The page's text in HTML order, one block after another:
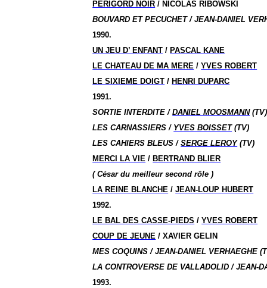
PERIGORD NOIR / NICOLAS RIBOWSKI
BOUVARD ET PECUCHET / JEAN-DANIEL
1990.
UN JEU D’ ENFANT / PASCAL KANE
LE CHATEAU DE MA MERE /YVES ROBERT
LE SIXIEME DOIGT / HENRI DUPARC
1991.
SORTIE INTERDITE /DANIEL MOOSMANN(TV)
LES CARNASSIERS / YVES BOISSET(TV)
LES CAHIERS BLEUS /SERGE LEROY(TV)
MERCI LA VIE / BERTRAND BLIER
( César du meilleur second rôle )
LA REINE BLANCHE /JEAN-LOUP HUBERT
1992.
LE BAL DES CASSE-PIEDS /YVES ROBERT
COUP DE JEUNE / XAVIER GELIN
MES COQUINS / JEAN-DANIEL VERHAEGHE
LA CONTROVERSE DE VALLADOLID / JEAN-
1993.